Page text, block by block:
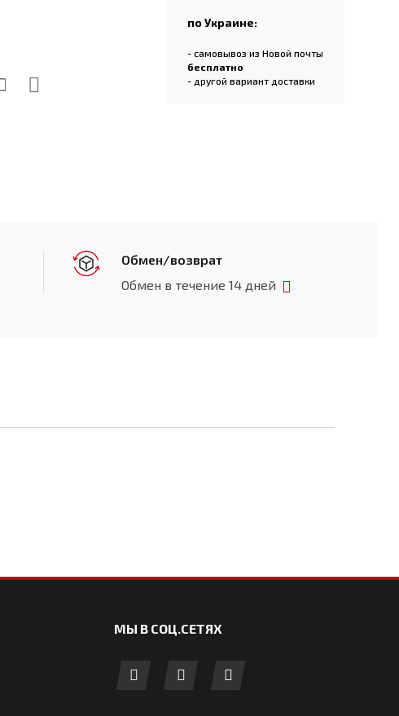
по Украине:
- самовывоз из Новой почты
бесплатно
- другой вариант доставки
Обмен/возврат
Обмен в течение 14 дней
МЫ В СОЦ.СЕТЯХ